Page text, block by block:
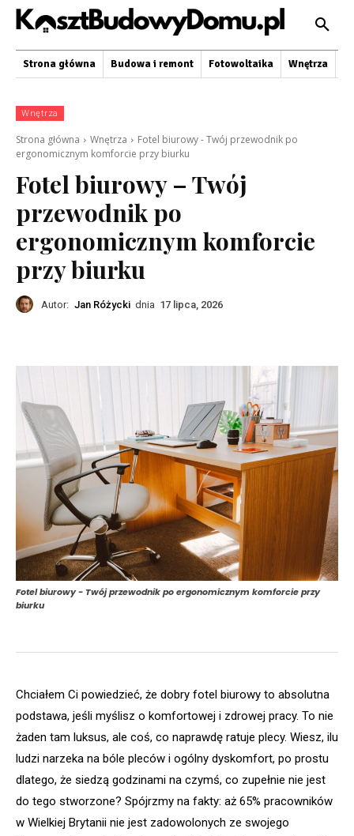
Strona główna Budowa i remont Fotowoltaika Wnętrza
Wnętrza
Strona główna Wnętrza
Fotel biurowy - Twój przewodnik po
ergonomicznym komforcie przy biurku
Fotel biurowy – Twój
przewodnik po
ergonomicznym komforcie
przy biurku
Autor: Jan Różycki dnia 17 lipca, 2026
Fotel biurowy - Twój przewodnik po ergonomicznym komforcie przy
biurku
Chciałem Ci powiedzieć, że dobry fotel biurowy to absolutna
podstawa, jeśli myślisz o komfortowej i zdrowej pracy. To nie
żaden tam luksus, ale coś, co naprawdę ratuje plecy. Wiesz, ilu
ludzi narzeka na bóle pleców i ogólny dyskomfort, po prostu
dlatego, że siedzą godzinami na czymś, co zupełnie nie jest
do tego stworzone? Spójrzmy na fakty: aż 65% pracowników
w Wielkiej Brytanii nie jest zadowolonych ze swojego